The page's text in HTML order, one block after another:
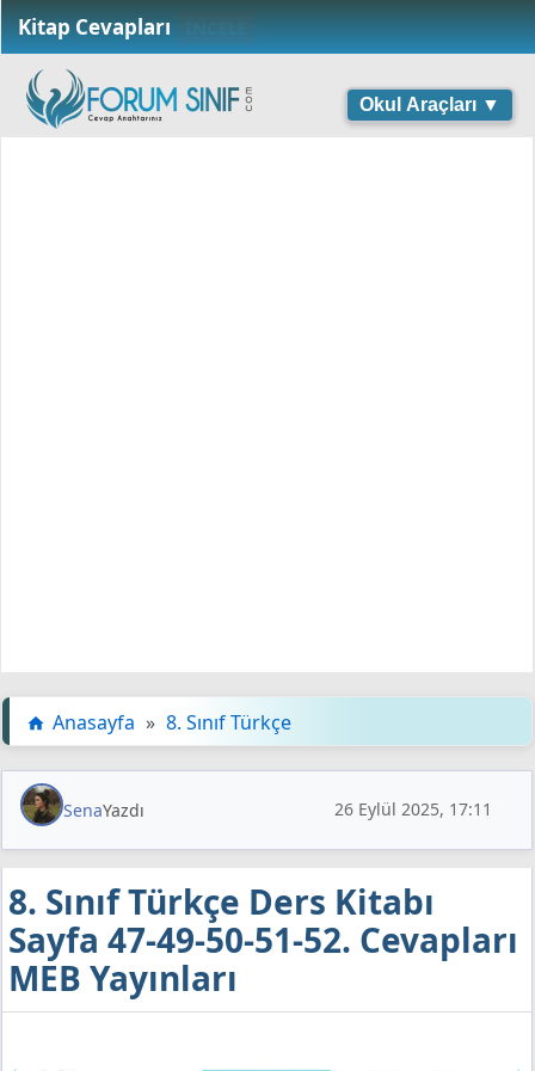
Kitap Cevapları İNCELE
Okul Araçları ▼
Anasayfa » 8. Sınıf Türkçe
SenaYazdı 26 Eylül 2025, 17:11
8. Sınıf Türkçe Ders Kitabı
Sayfa 47-49-50-51-52. Cevapları
MEB Yayınları